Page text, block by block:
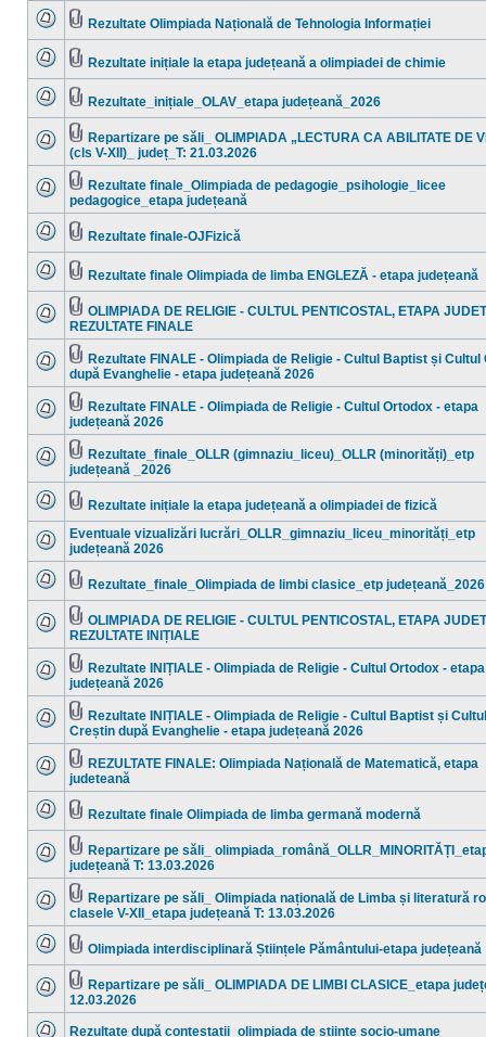
sunt
mesaje
necitite
sunt
mesaje
necitite
Rezultate Olimpiada Națională de Tehnologia Informației
sunt
mesaje
necitite
Rezultate inițiale la etapa județeană a olimpiadei de chimie
sunt
mesaje
necitite
Rezultate_inițiale_OLAV_etapa județeană_2026
Nu
sunt
mesaje
necitite
Fişier(e)
ataşat(e)
Repartizare pe săli_ OLIMPIADA „LECTURA CA ABILITATE DE
(cls V-XII)_ județ_T: 21.03.2026
sunt
mesaje
necitite
Fişier(e)
ataşat(e)
Rezultate finale_Olimpiada de pedagogie_psihologie_licee
pedagogice_etapa județeană
sunt
mesaje
necitite
Rezultate finale-OJFizică
sunt
mesaje
necitite
Rezultate finale Olimpiada de limba ENGLEZĂ - etapa județeană
Nu
sunt
mesaje
necitite
Fişier(e)
ataşat(e)
OLIMPIADA DE RELIGIE - CULTUL PENTICOSTAL, ETAPA
REZULTATE FINALE
Nu
sunt
mesaje
necitite
Fişier(e)
ataşat(e)
Rezultate FINALE - Olimpiada de Religie - Cultul Baptist și Cultul
după Evanghelie - etapa județeană 2026
Nu
sunt
mesaje
necitite
Fişier(e)
ataşat(e)
Rezultate FINALE - Olimpiada de Religie - Cultul Ortodox - etapa
județeană 2026
Nu
sunt
mesaje
necitite
Fişier(e)
ataşat(e)
Rezultate_finale_OLLR (gimnaziu_liceu)_OLLR (minorități)_etp
județeană _2026
sunt
mesaje
necitite
ataşat(e)
Rezultate inițiale la etapa județeană a olimpiadei de fizică
Nu
sunt
mesaje
necitite
Eventuale vizualizări lucrări_OLLR_gimnaziu_liceu_minorități_etp
județeană 2026
sunt
mesaje
necitite
Rezultate_finale_Olimpiada de limbi clasice_etp județeană_2026
Nu
sunt
mesaje
necitite
Fişier(e)
ataşat(e)
OLIMPIADA DE RELIGIE - CULTUL PENTICOSTAL, ETAPA
REZULTATE INIȚIALE
Nu
sunt
mesaje
necitite
Fişier(e)
ataşat(e)
Rezultate INIȚIALE - Olimpiada de Religie - Cultul Ortodox - etapa
județeană 2026
Nu
sunt
mesaje
necitite
Fişier(e)
ataşat(e)
Rezultate INIȚIALE - Olimpiada de Religie - Cultul Baptist și Cultul
Creștin după Evanghelie - etapa județeană 2026
Nu
sunt
mesaje
necitite
Fişier(e)
ataşat(e)
REZULTATE FINALE: Olimpiada Națională de Matematică, etapa
judeteană
sunt
mesaje
necitite
Rezultate finale Olimpiada de limba germană modernă
Nu
sunt
mesaje
necitite
Fişier(e)
ataşat(e)
Repartizare pe săli_
județeană T: 13.03.2026
Nu
sunt
mesaje
necitite
Fişier(e)
ataşat(e)
Repartizare pe săli_ Olimpiada națională de Limba și literatură
clasele V-XII_etapa județeană T: 13.03.2026
sunt
mesaje
necitite
Fişier(e)
Olimpiada interdisciplinară Științele Pământului-etapa județeană
Nu
sunt
mesaje
Fişier(e)
ataşat(e)
Repartizare pe săli_ OLIMPIADA DE LIMBI CLASICE_etapa
12.03.2026
Rezultate după contestații_olimpiada de științe socio-umane